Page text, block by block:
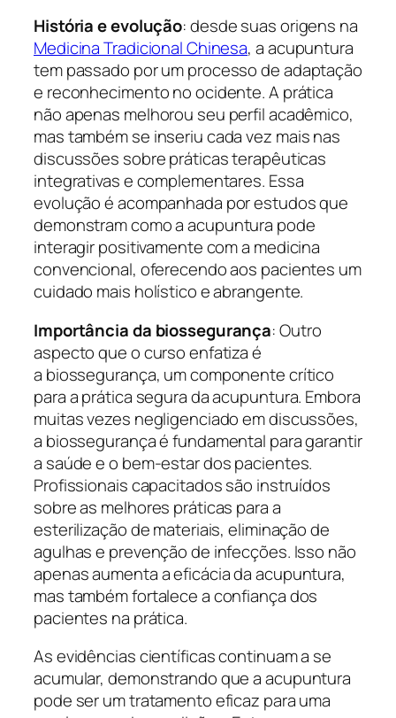
História e evolução: desde suas origens na
Medicina Tradicional Chinesa, a acupuntura
tem passado por um processo de adaptação
e reconhecimento no ocidente. A prática
não apenas melhorou seu perfil acadêmico,
mas também se inseriu cada vez mais nas
discussões sobre práticas terapêuticas
integrativas e complementares. Essa
evolução é acompanhada por estudos que
demonstram como a acupuntura pode
interagir positivamente com a medicina
convencional, oferecendo aos pacientes um
cuidado mais holístico e abrangente.
Importância da biossegurança: Outro
aspecto que o curso enfatiza é
a biossegurança, um componente crítico
para a prática segura da acupuntura. Embora
muitas vezes negligenciado em discussões,
a biossegurança é fundamental para garantir
a saúde e o bem-estar dos pacientes.
Profissionais capacitados são instruídos
sobre as melhores práticas para a
esterilização de materiais, eliminação de
agulhas e prevenção de infecções. Isso não
apenas aumenta a eficácia da acupuntura,
mas também fortalece a confiança dos
pacientes na prática.
As evidências científicas continuam a se
acumular, demonstrando que a acupuntura
pode ser um tratamento eficaz para uma